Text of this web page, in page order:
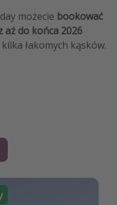
możecie bookować
aż do końca 2026
łakomych kąsków.